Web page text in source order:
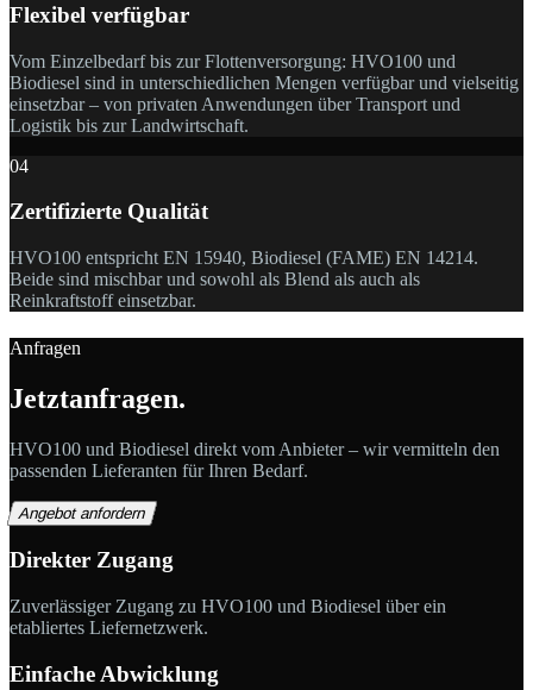
Flexibel verfügbar
Vom Einzelbedarf bis zur Flottenversorgung: HVO100 und
Biodiesel sind in unterschiedlichen Mengen verfügbar und vielseitig
einsetzbar – von privaten Anwendungen über Transport und
Logistik bis zur Landwirtschaft.
04
Zertifizierte Qualität
HVO100 entspricht EN 15940, Biodiesel (FAME) EN 14214.
Beide sind mischbar und sowohl als Blend als auch als
Reinkraftstoff einsetzbar.
Anfragen
Jetztanfragen.
HVO100 und Biodiesel direkt vom Anbieter – wir vermitteln den
passenden Lieferanten für Ihren Bedarf.
Angebot anfordern
Direkter Zugang
Zuverlässiger Zugang zu HVO100 und Biodiesel über ein
etabliertes Liefernetzwerk.
Einfache Abwicklung